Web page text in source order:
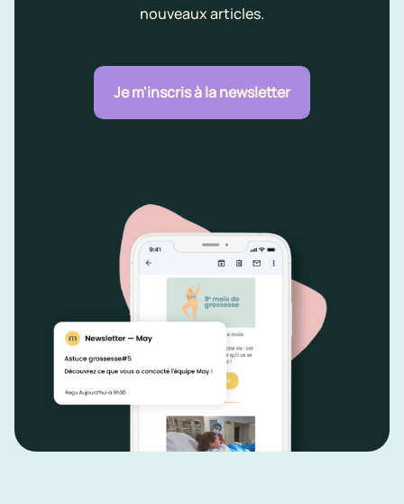
nouveaux articles.
Je m'inscris à la newsletter